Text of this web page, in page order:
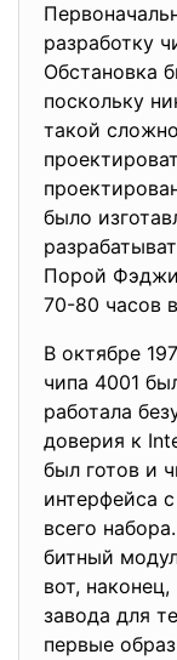
разработку
Обстановка
поскольку
такой
было
Порой
70-80 часов
В октябре
чипа 4001
работала
доверия к
был готов и
интерфейса
всего
битный
вот,
завода для
первые